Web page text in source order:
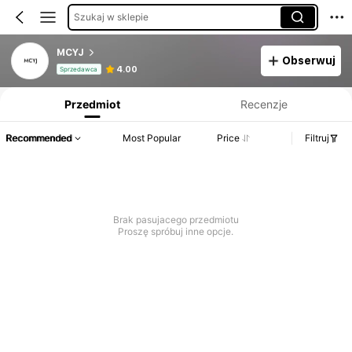
Szukaj w sklepie
MCYJ
Sprzedawca 4.00
Obserwuj
Informacje o produkcie: Ujawnienie ceny, dane dotyczące sprzedaży i stanu magazynowego.
Przedmiot Recenzje
Recommended Most Popular Price Filtruj
Brak pasujacego przedmiotu
Proszę spróbuj inne opcje.